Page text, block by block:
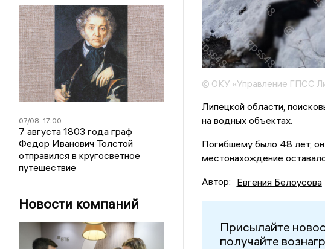
07/08 17:00
7 августа 1803 года граф
Федор Иванович Толстой
отправился в кругосветное
путешествие
Новости компаний
© ОКУ «Управление ГПСС
Липецкой области,
на водных объектах.
Погибшему было 48 лет,
местонахождение
Автор: Евгения Белоусова
Присылайте
получайте